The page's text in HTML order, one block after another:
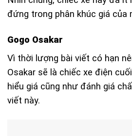
đứng trong phân khúc giá của
Gogo Osakar
Vì thời lượng bài viết có hạn
Osakar sẽ là chiếc xe điện
hiểu giá cũng như đánh giá
viết này.